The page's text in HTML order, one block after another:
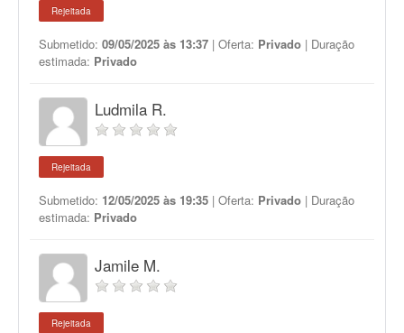
Rejeitada
Submetido: 09/05/2025 às 13:37 | Oferta: Privado | Duração
estimada: Privado
Ludmila R.
Rejeitada
Submetido: 12/05/2025 às 19:35 | Oferta: Privado | Duração
estimada: Privado
Jamile M.
Rejeitada